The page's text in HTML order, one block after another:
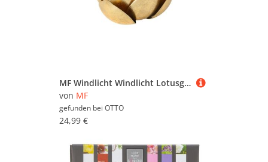
MF Windlicht Windlicht Lotusgold Lotusblume Metall Gold 20 cm (1 St)
von MF
gefunden bei OTTO
24,99 €